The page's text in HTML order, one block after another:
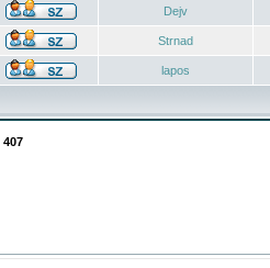
Dejv
Strnad
lapos
407